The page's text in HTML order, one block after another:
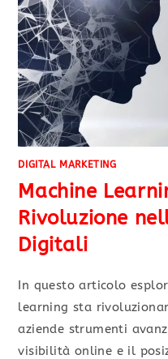
DIGITAL MARKETING
Machine
Rivoluzione
Digitali
In questo articolo
learning sta
aziende strumenti
visibilità online e il